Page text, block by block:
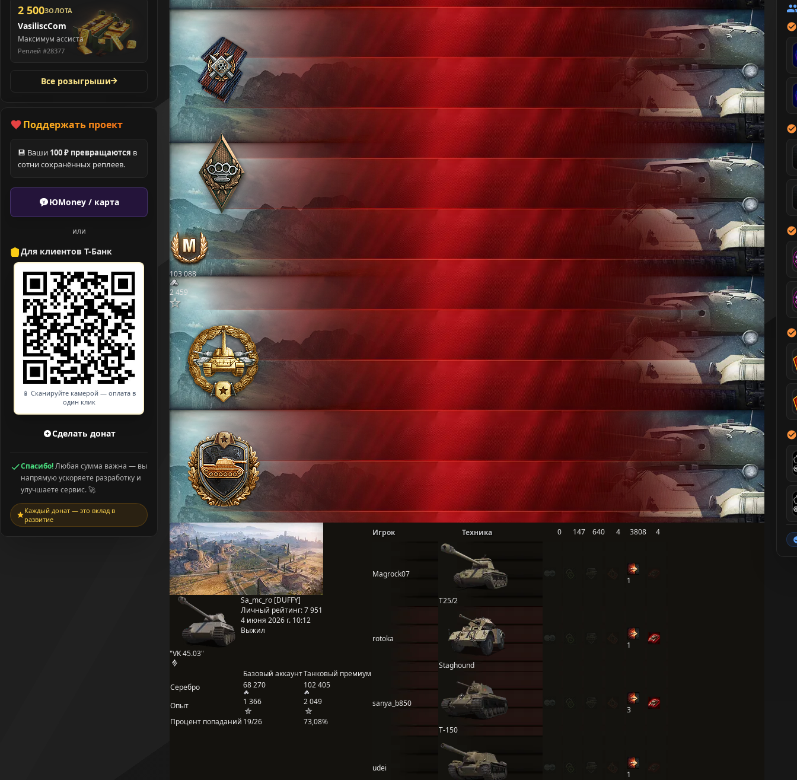
2 500ЗОЛОТА
VasiliscCom
Максимум ассиста
Реплей #28377
Все розыгрыши
Поддержать проект
💾 Ваши 100 ₽ превращаются в
сотни сохранённых реплеев.
ЮMoney / карта
или
Для клиентов Т-Банк
📱 Сканируйте камерой — оплата в
один клик
Сделать донат
Спасибо!Любая сумма важна — вы
напрямую ускоряете разработку и
улучшаете сервис. 🚀
Каждый донат — это вклад в
развитие
103 088
2 459
"VK 45.03"
Sa_mc_ro [DUFFY]
Личный рейтинг:7 951
4 июня 2026 г. 10:12
Выжил
Базовый аккаунтТанковый премиум
Серебро
68 270 102 405
Опыт 1 366
2 049
Процент попаданий 19/26 73,08%
Игрок Техника 0 147 640 4 3808 4
Magrock07
T25/2
1
rotoka
Staghound
1
sanya_b850
Т-150
3
udei
1